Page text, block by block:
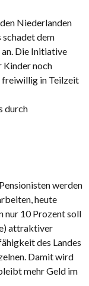
Niederlanden
dem
Die Initiative
noch
in Teilzeit
durch
werden
heute
nur 10 Prozent soll
attraktiver
des Landes
Damit wird
mehr Geld im